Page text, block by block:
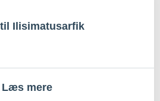
Ilisimatusarfik
Læs mere